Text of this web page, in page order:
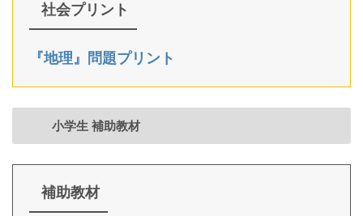
社会プリント
『地理』問題プリント
小学生 補助教材
補助教材